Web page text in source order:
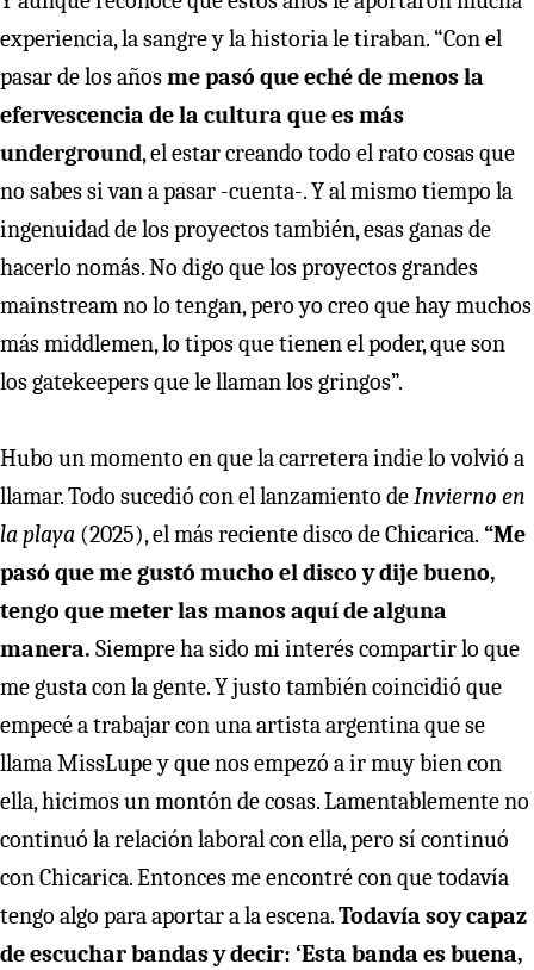
experiencia, la sangre y la historia le tiraban. “Con el
pasar de los añosme pasó que eché de menos la
efervescencia de la cultura que es más
underground, el estar creando todo el rato cosas que
no sabes si van a pasar -cuenta-. Y al mismo tiempo la
ingenuidad de los proyectos también, esas ganas de
hacerlo nomás. No digo que los proyectos grandes
mainstream no lo tengan, pero yo creo que hay muchos
más middlemen, lo tipos que tienen el poder, que son
los gatekeepers que le llaman los gringos”.
Hubo un momento en que la carretera indie lo volvió a
llamar. Todo sucedió con el lanzamiento deInvierno en
la playa (2025), el más reciente disco de Chicarica. “Me
pasó que me gustó mucho el disco y dije bueno,
tengo que meter las manos aquí de alguna
manera. Siempre ha sido mi interés compartir lo que
me gusta con la gente. Y justo también coincidió que
empecé a trabajar con una artista argentina que se
llama MissLupe y que nos empezó a ir muy bien con
ella, hicimos un montón de cosas. Lamentablemente no
continuó la relación laboral con ella, pero sí continuó
con Chicarica. Entonces me encontré con que todavía
tengo algo para aportar a la escena.Todavía soy capaz
de escuchar bandas y decir: ‘Esta banda es buena,